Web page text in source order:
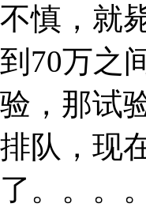
不慎，就
到70万之
验，那试
排队，现
了。。。